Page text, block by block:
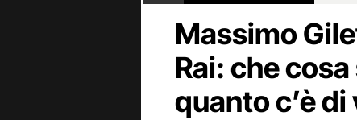
Massimo
Rai: che
quanto c’è di